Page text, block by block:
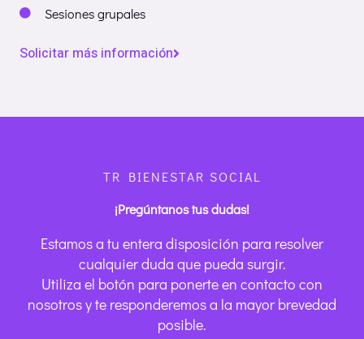
Sesiones grupales
Solicitar más información
TR BIENESTAR SOCIAL
¡Pregúntanos tus dudas!
Estamos a tu entera disposición para resolver
cualquier duda que pueda surgir.
Utiliza el botón para ponerte en contacto con
nosotros y te responderemos a la mayor brevedad
posible.